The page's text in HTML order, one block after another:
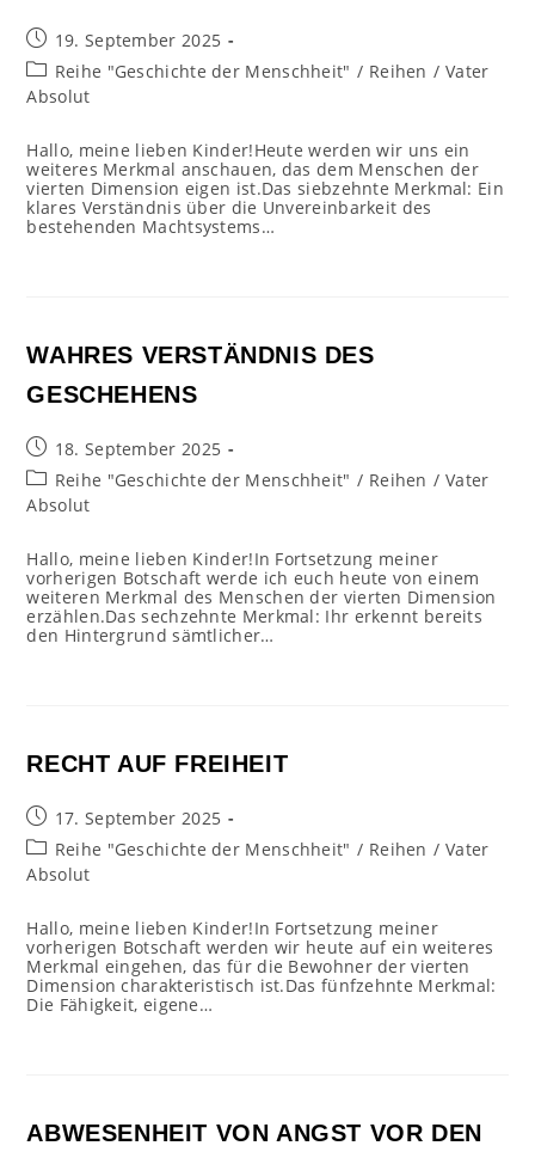
Beitrag
veröffentlicht:
19. September 2025
Beitrags-
Kategorie:
Reihe "Geschichte der Menschheit" / Reihen / Vater
Absolut
Hallo, meine lieben Kinder!Heute werden wir uns ein
weiteres Merkmal anschauen, das dem Menschen der
vierten Dimension eigen ist.Das siebzehnte Merkmal: Ein
klares Verständnis über die Unvereinbarkeit des
bestehenden Machtsystems…
WAHRES VERSTÄNDNIS DES
GESCHEHENS
Beitrag
veröffentlicht:
18. September 2025
Beitrags-
Kategorie:
Reihe "Geschichte der Menschheit" / Reihen / Vater
Absolut
Hallo, meine lieben Kinder!In Fortsetzung meiner
vorherigen Botschaft werde ich euch heute von einem
weiteren Merkmal des Menschen der vierten Dimension
erzählen.Das sechzehnte Merkmal: Ihr erkennt bereits
den Hintergrund sämtlicher…
RECHT AUF FREIHEIT
Beitrag
veröffentlicht:
17. September 2025
Beitrags-
Kategorie:
Reihe "Geschichte der Menschheit" / Reihen / Vater
Absolut
Hallo, meine lieben Kinder!In Fortsetzung meiner
vorherigen Botschaft werden wir heute auf ein weiteres
Merkmal eingehen, das für die Bewohner der vierten
Dimension charakteristisch ist.Das fünfzehnte Merkmal:
Die Fähigkeit, eigene…
ABWESENHEIT VON ANGST VOR DEN